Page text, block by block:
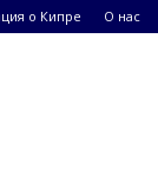
о Кипре О нас